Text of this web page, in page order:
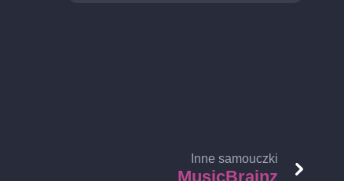
Inne samouczki
MusicBrainz